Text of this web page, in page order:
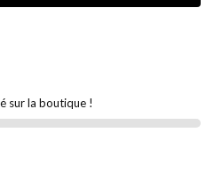
sur la boutique !